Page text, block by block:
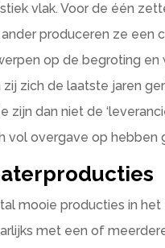
vlak. Voor de één
produceren ze een
op de begroting en
zich de laatste jaren
dan niet de
vol overgave op hebben
mooie producties in
met een of